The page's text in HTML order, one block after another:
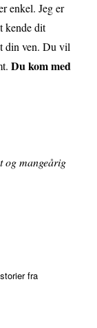
enkel. Jeg er
kende dit
din ven. Du vil
Du kom med
og mangeårig
fra